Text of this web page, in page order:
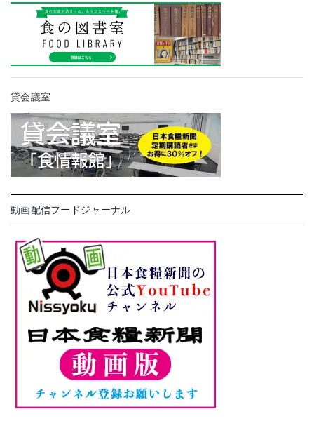
貸会議室
動画配信フードジャーナル